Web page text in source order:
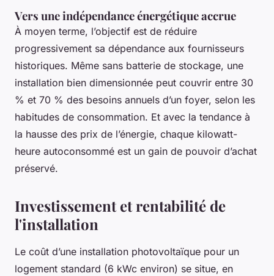
Vers une indépendance énergétique accrue
À moyen terme, l’objectif est de réduire
progressivement sa dépendance aux fournisseurs
historiques. Même sans batterie de stockage, une
installation bien dimensionnée peut couvrir entre 30
% et 70 % des besoins annuels d’un foyer, selon les
habitudes de consommation. Et avec la tendance à
la hausse des prix de l’énergie, chaque kilowatt-
heure autoconsommé est un gain de pouvoir d’achat
préservé.
Investissement et rentabilité de
l'installation
Le coût d’une installation photovoltaïque pour un
logement standard (6 kWc environ) se situe, en